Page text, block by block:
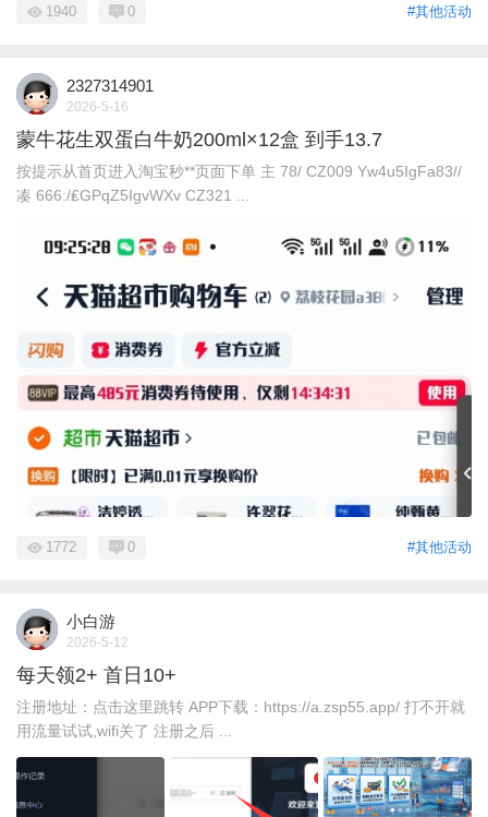
#其他活动
1940 0
2327314901
2026-5-16
蒙牛花生双蛋白牛奶200ml×12盒 到手13.7
按提示从首页进入淘宝秒**页面下单 主 78/ CZ009 Yw4u5IgFa83//
凑 666:/₤GPqZ5IgvWXv CZ321 ...
#其他活动
1772 0
小白游
2026-5-12
每天领2+ 首日10+
注册地址：点击这里跳转 APP下载：https://a.zsp55.app/ 打不开就
用流量试试,wifi关了 注册之后 ...